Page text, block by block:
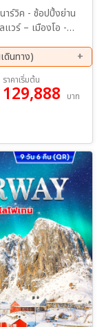
าร์วิค - ช้อปปิ้งย่าน
ล่าแสงเหนือ – เข้าสู่
ดินทาง)
- 12 ธ.ค. 69
ราคาเริ่มต้น
129,888 บาท